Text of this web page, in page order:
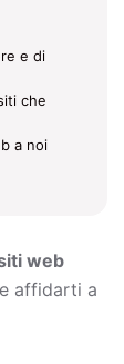
e di
che
a noi
web
affidarti a